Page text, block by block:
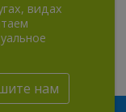
видах
нам